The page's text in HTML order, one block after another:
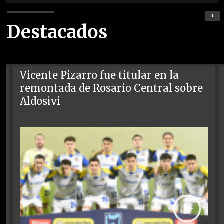
Destacados
+
Vicente Pizarro fue titular en la
remontada de Rosario Central sobre
Aldosivi